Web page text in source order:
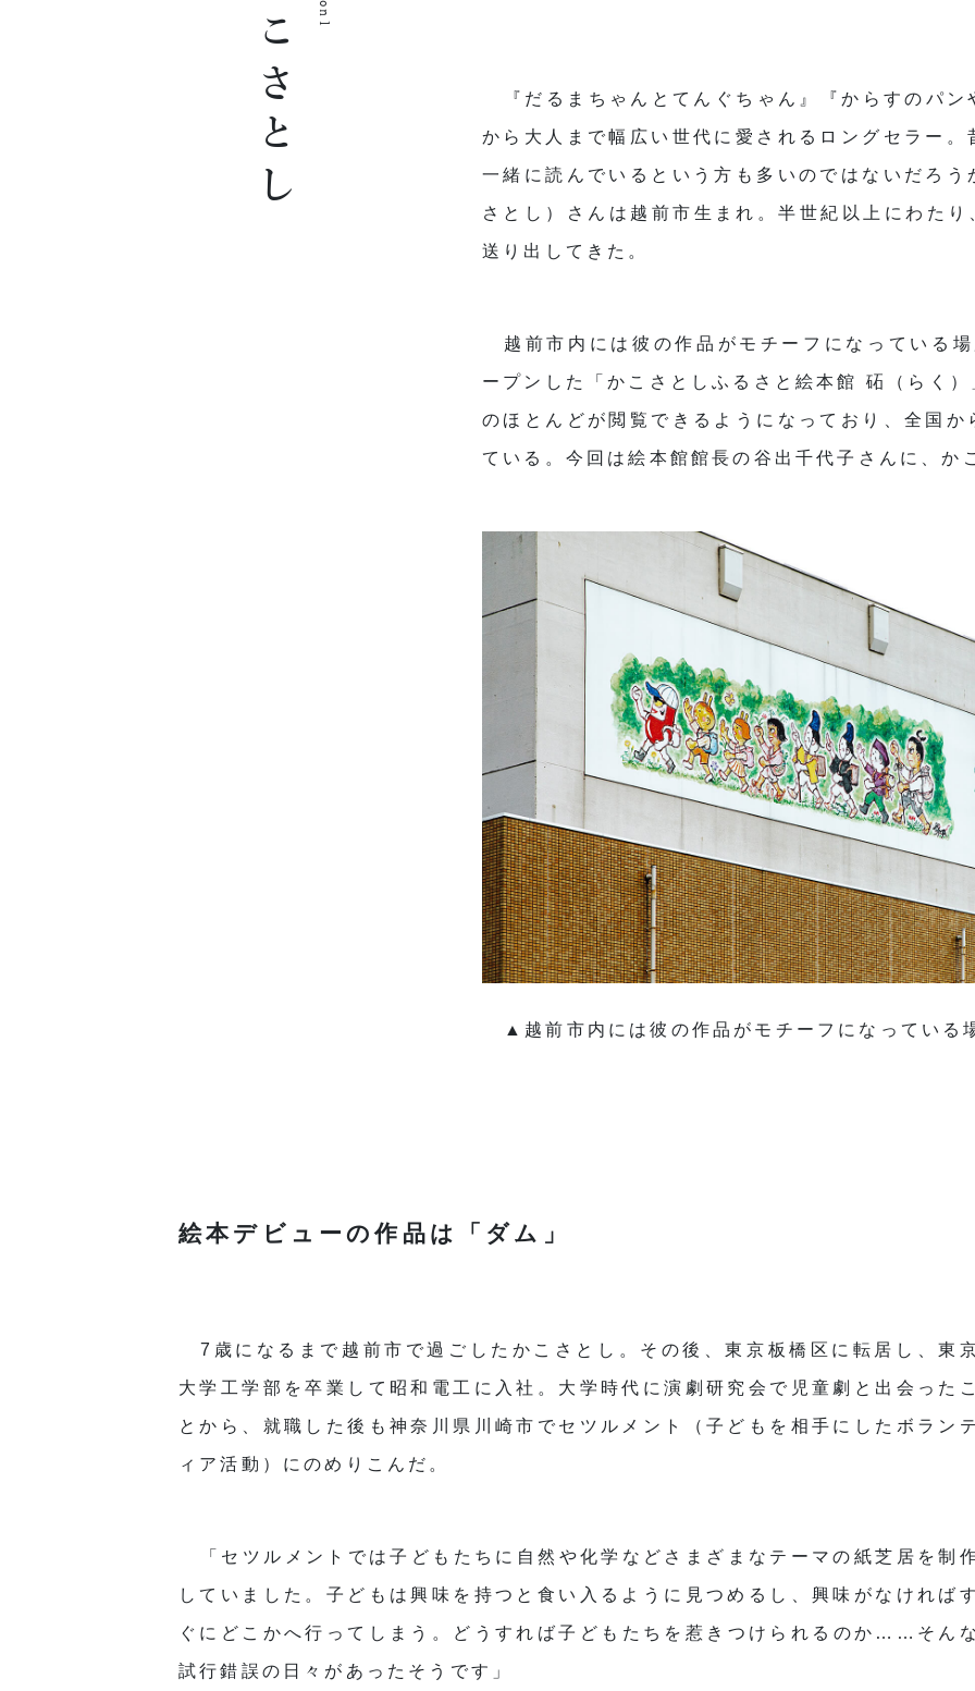
かこさとし 『だるまちゃんとてんぐちゃん』『からすのパ
から大人まで幅広い世代に愛されるロングセラー。
一緒に読んでいるという方も多いのではないだろう
さとし）さんは越前市生まれ。半世紀以上にわた
送り出してきた。
越前市内には彼の作品がモチーフになっている
ープンした「かこさとしふるさと絵本館 砳（らく
のほとんどが閲覧できるようになっており、全国
ている。今回は絵本館館長の谷出千代子さんに、か
▲越前市内には彼の作品がモチーフになっている
絵本デビューの作品は「ダム」
7歳になるまで越前市で過ごしたかこさとし。その後、東京板橋区に転居し、東
大学工学部を卒業して昭和電工に入社。大学時代に演劇研究会で児童劇と出会ったこ
とから、就職した後も神奈川県川崎市でセツルメント（子どもを相手にしたボランテ
ィア活動）にのめりこんだ。
「セツルメントでは子どもたちに自然や化学などさまざまなテーマの紙芝居を制
していました。子どもは興味を持つと食い入るように見つめるし、興味がなければす
ぐにどこかへ行ってしまう。どうすれば子どもたちを惹きつけられるのか……そんな
試行錯誤の日々があったそうです」